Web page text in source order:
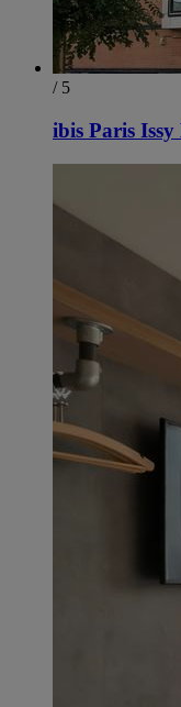
/ 5
ibis Paris